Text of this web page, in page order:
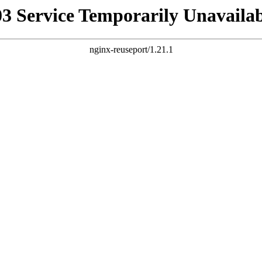
Service Temporarily
nginx-reuseport/1.21.1